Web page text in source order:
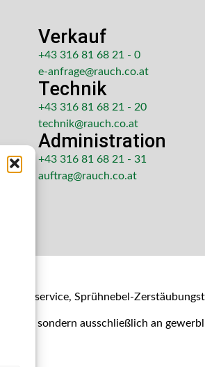
Verkauf
+43 316 81 68 21 - 0
e-anfrage@rauch.co.at
Technik
+43 316 81 68 21 - 20
technik@rauch.co.at
Administration
+43 316 81 68 21 - 31
auftrag@rauch.co.at
Sprühnebel-
sondern ausschließlich an